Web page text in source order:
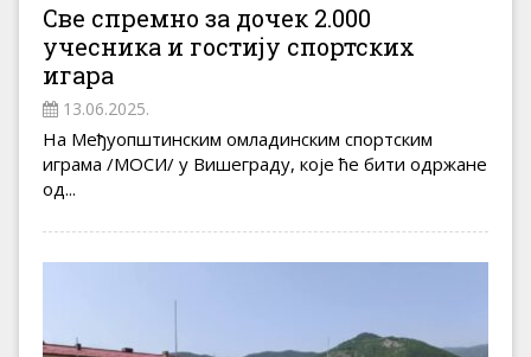
Све спремно за дочек 2.000
учесника и гостију спортских
игара
13.06.2025.
На Међуопштинским омладинским спортским
играма /МОСИ/ у Вишеграду, које ће бити одржане
од...